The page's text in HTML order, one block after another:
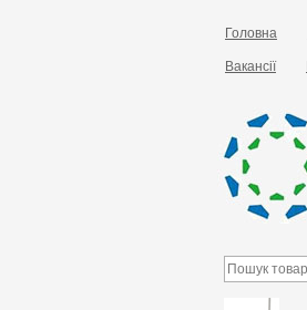
Головна
Вакансії